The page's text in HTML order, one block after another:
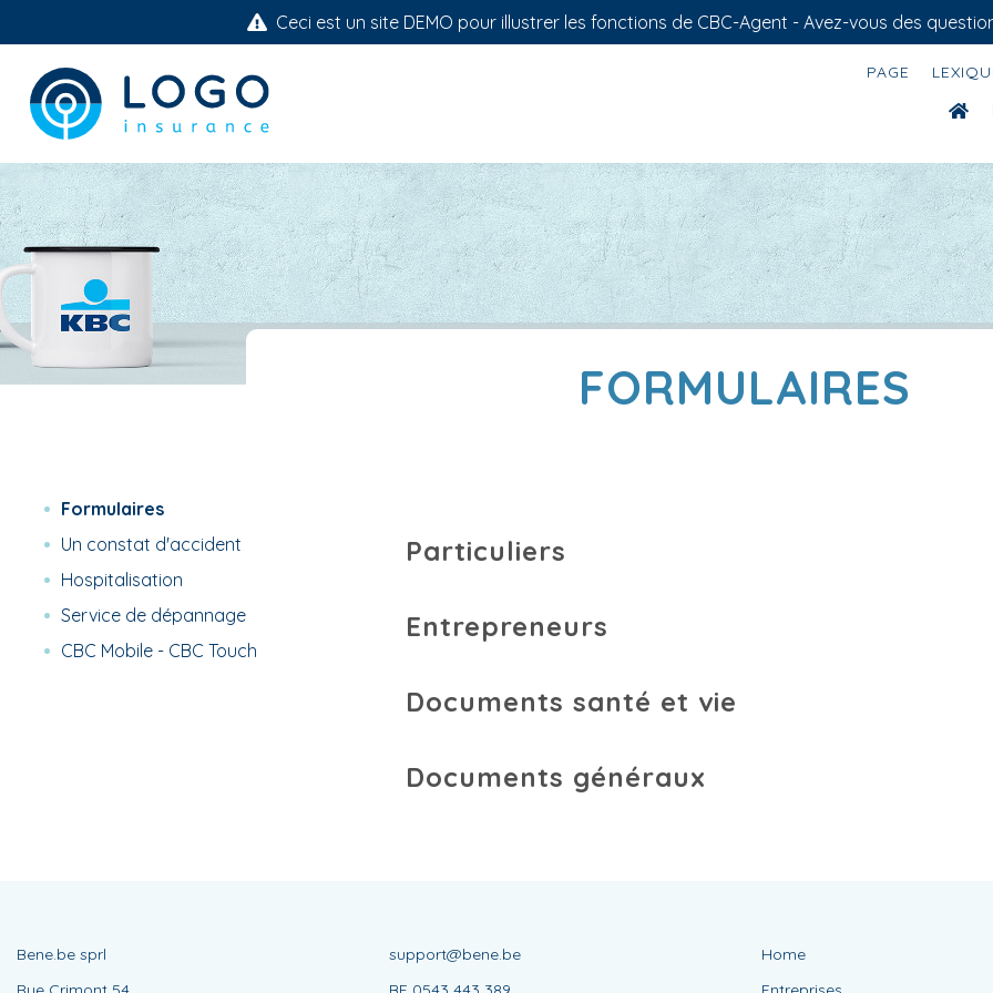
Ceci est un site DEMO pour illustrer les fonctions de CBC-Agent - Avez-vous des
PAGE
FORMULAIRES
Formulaires
Un constat d'accident
Hospitalisation
Service de dépannage
CBC Mobile - CBC Touch
Particuliers
Entrepreneurs
Documents santé et vie
Documents généraux
Bene.be sprl
support@bene.be
Home